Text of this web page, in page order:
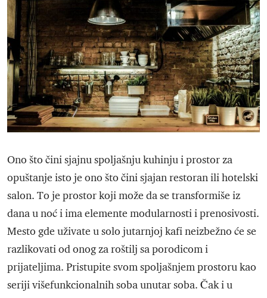
Ono što čini sjajnu spoljašnju kuhinju i prostor za
opuštanje isto je ono što čini sjajan restoran ili hotelski
salon. To je prostor koji može da se transformiše iz
dana u noć i ima elemente modularnosti i prenosivosti.
Mesto gde uživate u solo jutarnjoj kafi neizbežno će se
razlikovati od onog za roštilj sa porodicom i
prijateljima. Pristupite svom spoljašnjem prostoru kao
seriji višefunkcionalnih soba unutar soba. Čak i u